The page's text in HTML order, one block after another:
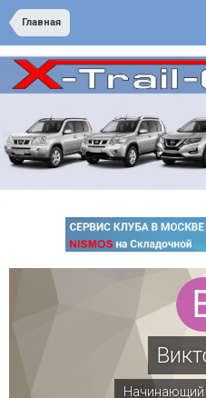
Главная
Начинающий